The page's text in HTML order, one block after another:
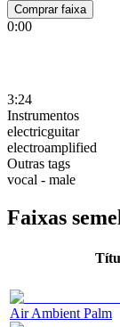
Comprar faixa
0:00
3:24
Instrumentos
electricguitar
electroamplified
Outras tags
vocal - male
Faixas
Air Ambient Palm